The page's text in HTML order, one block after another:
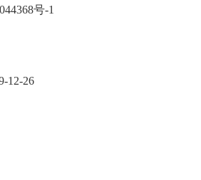
号-1
12-26